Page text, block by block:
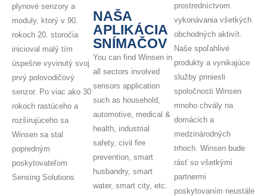
plynové senzory a
moduly, ktorý v 90.
rokoch 20. storočia
inicioval malý tím
úspešne vyvinutý svoj
prvý polovodičový
senzor. Po viac ako 30
rokoch rastúceho a
rozširujúceho sa
Winsen sa stal
popredným
poskytovateľom
Sensing Solutions
NAŠA
APLIKÁCIA
SNÍMAČOV
You can find Winsen in
all sectors involved
sensors application
such as household,
automotive, medical &
health, industrial
safety, civil fire
prevention, smart
husbandry, smart
water, smart city, etc.
prostredníctvom
vykonávania všetkých
obchodných aktivít.
Naše spoľahlivé
produkty a vynikajúce
služby priniesli
spoločnosti Winsen
mnoho chvály na
domácich a
medzinárodných
trhoch. Winsen bude
rásť so všetkými
partnermi
poskytovaním neustále